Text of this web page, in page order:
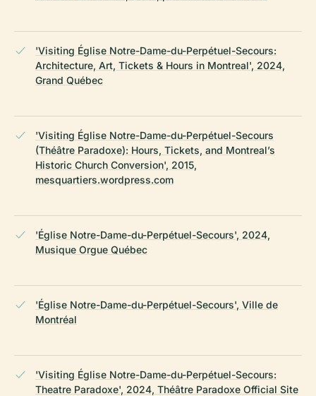
'Visiting Église Notre-Dame-du-Perpétuel-Secours:
Architecture, Art, Tickets & Hours in Montreal', 2024,
Grand Québec
'Visiting Église Notre-Dame-du-Perpétuel-Secours
(Théâtre Paradoxe): Hours, Tickets, and Montreal’s
Historic Church Conversion', 2015,
mesquartiers.wordpress.com
'Église Notre-Dame-du-Perpétuel-Secours', 2024,
Musique Orgue Québec
'Église Notre-Dame-du-Perpétuel-Secours', Ville de
Montréal
'Visiting Église Notre-Dame-du-Perpétuel-Secours:
Theatre Paradoxe', 2024, Théâtre Paradoxe Official Site